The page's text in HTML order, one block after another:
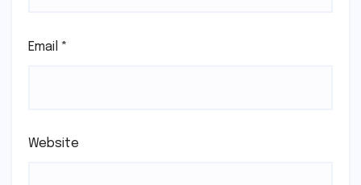
Email *
Website